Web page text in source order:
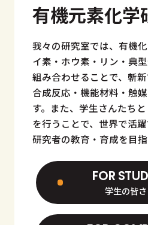
有機元素化学
我々の研究室では、有機
イ素・ホウ素・リン・典
組み合わせることで、斬
合成反応・機能材料・触
す。また、学生さんたち
を行うことで、世界で活
研究者の教育・育成を目指
FOR
学生の皆